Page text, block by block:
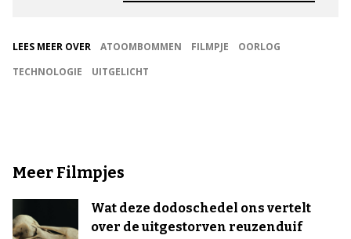
LEES MEER OVER ATOOMBOMMEN FILMPJE
OORLOG
TECHNOLOGIE
UITGELICHT
Meer Filmpjes
Wat deze dodoschedel ons vertelt
over de uitgestorven reuzenduif